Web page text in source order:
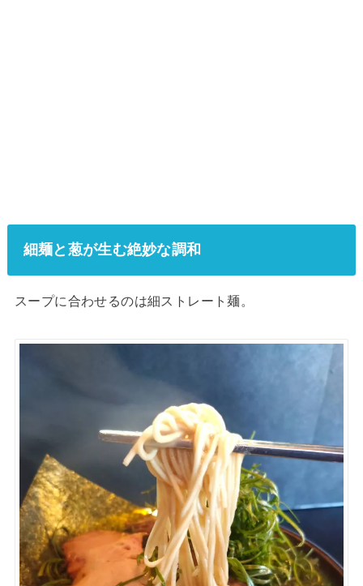
細麺と葱が生む絶妙な調和
スープに合わせるのは細ストレート麺。